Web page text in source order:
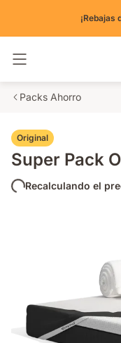
¡Rebajas
Packs Ahorro
Original
Super Pack
Recalculando el